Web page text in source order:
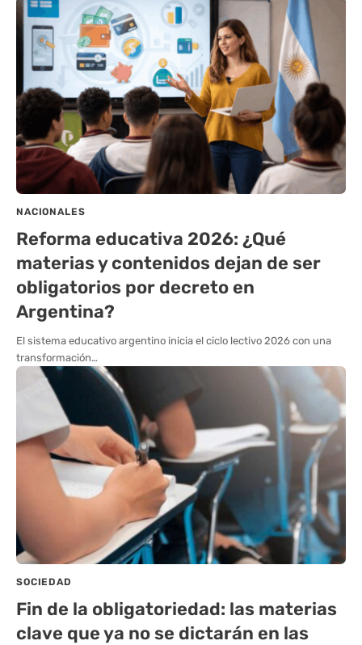
NACIONALES
Reforma educativa 2026: ¿Qué
materias y contenidos dejan de ser
obligatorios por decreto en
Argentina?
El sistema educativo argentino inicia el ciclo lectivo 2026 con una
transformación…
SOCIEDAD
Fin de la obligatoriedad: las materias
clave que ya no se dictarán en las